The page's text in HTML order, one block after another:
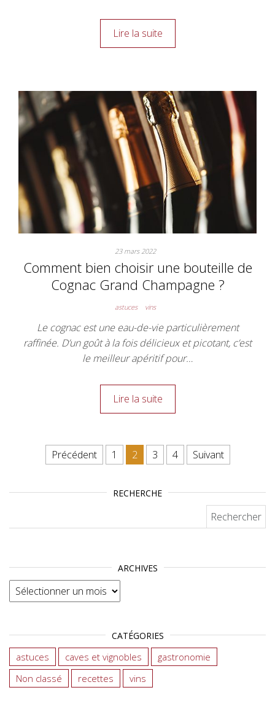
Lire la suite
23 mars 2022
Comment bien choisir une bouteille de
Cognac Grand Champagne ?
astuces vins
Le cognac est une eau-de-vie particulièrement
raffinée. D’un goût à la fois délicieux et picotant, c’est
le meilleur apéritif pour…
Lire la suite
Pagination des publications
Précédent 1 2 3 4 Suivant
RECHERCHE
ARCHIVES
Archives
CATÉGORIES
astuces caves et vignobles
gastronomie
Non classé
recettes vins